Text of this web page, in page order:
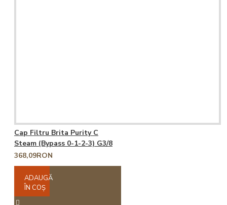
Cap Filtru Brita Purity C
Steam (Bypass 0-1-2-3) G3/8
368,09RON
ADAUGĂ
ÎN COŞ